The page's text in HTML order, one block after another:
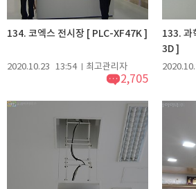
134. 코엑스 전시장 [ PLC-XF47K ]
2020.10.23 13:54 최고관리자
2,705
133. 과
3D ]